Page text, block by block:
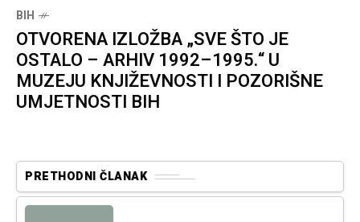
BIH
OTVORENA IZLOŽBA „SVE ŠTO JE
OSTALO – ARHIV 1992–1995.“ U
MUZEJU KNJIŽEVNOSTI I POZORIŠNE
UMJETNOSTI BIH
PRETHODNI ČLANAK